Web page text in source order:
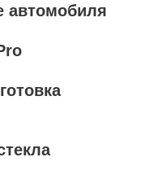
автомобиля